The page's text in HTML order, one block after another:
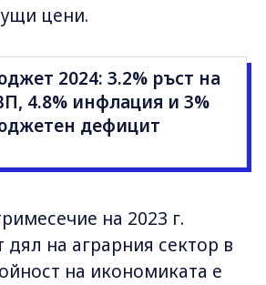
цени.
2024: 3.2% ръст на
4.8% инфлация и 3%
дефицит
на 2023 г.
дял на аграрния сектор в
на икономиката е